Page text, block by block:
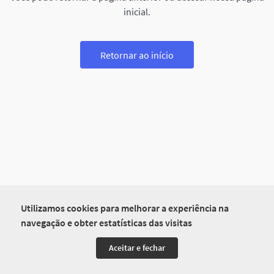
Utilizamos cookies para melhorar a experiência na
navegação e obter estatísticas das visitas
Aceitar e fechar
inicial.
Retornar ao início